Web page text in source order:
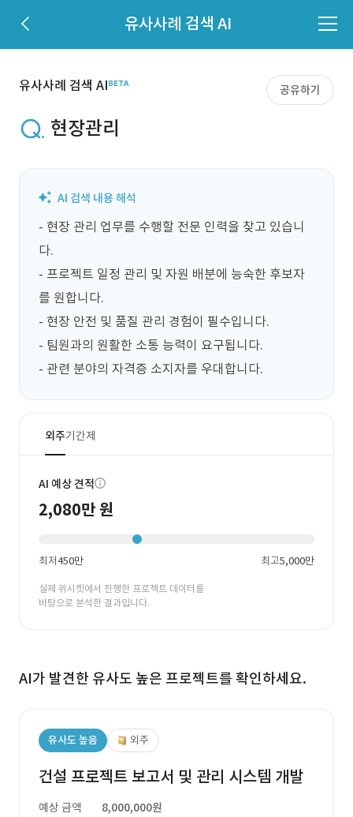
유사사례 검색 AI
유사사례 검색 AI 공유하기
현장관리
- 현장 관리 업무를 수행할 전문 인력을 찾고 있습니
다.
- 프로젝트 일정 관리 및 자원 배분에 능숙한 후보자
를 원합니다.
- 현장 안전 및 품질 관리 경험이 필수입니다.
- 팀원과의 원활한 소통 능력이 요구됩니다.
- 관련 분야의 자격증 소지자를 우대합니다.
외주기간제
AI 예상 견적
2,080만 원
최저450만 최고5,000만
실제 위시켓에서 진행한 프로젝트 데이터를
바탕으로 분석한 결과입니다.
AI가 발견한 유사도 높은 프로젝트를 확인하세요.
유사도 높음 외주
건설 프로젝트 보고서 및 관리 시스템 개발
예상 금액
8,000,000원